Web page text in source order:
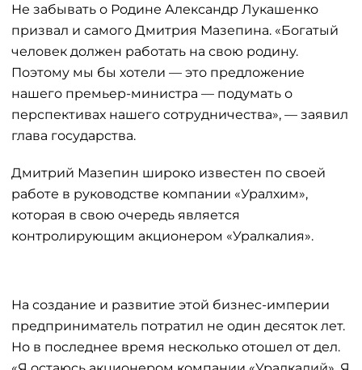
Не забывать о Родине Александр Лукашенко
призвал и самого Дмитрия Мазепина. «Богатый
человек должен работать на свою родину.
Поэтому мы бы хотели — это предложение
нашего премьер-министра — подумать о
перспективах нашего сотрудничества», — заявил
глава государства.
Дмитрий Мазепин широко известен по своей
работе в руководстве компании «Уралхим»,
которая в свою очередь является
контролирующим акционером «Уралкалия».
На создание и развитие этой бизнес-империи
предприниматель потратил не один десяток лет.
Но в последнее время несколько отошел от дел.